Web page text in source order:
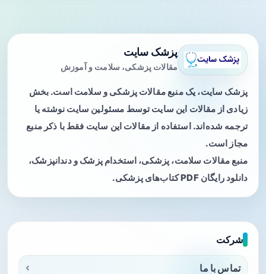
پزشک سایت
مقالات پزشکی، سلامت و آموزش
پزشک سایت، یک منبع مقالات پزشکی و سلامت است. بخش
زیادی از مقالات این سایت توسط مسئولین سایت نوشته یا
ترجمه شده‌اند. استفاده از مقالات این سایت فقط با ذکر منبع
مجاز است.
منبع مقالات سلامت، پزشکی، استخدام پزشک و دندانپزشک،
دانلود رایگان PDF کتاب‌های پزشکی.
شرکت
تماس با ما